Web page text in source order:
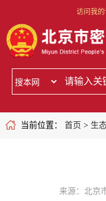
访问我的
当前位置： 首页 > 生
来源：北京